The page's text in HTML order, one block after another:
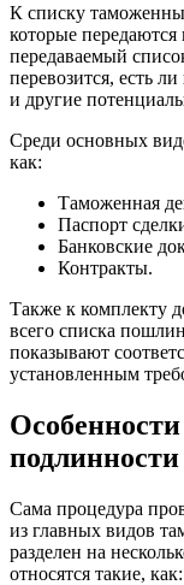
К списку
которые
передаваемый
перевозится, есть
и другие
Среди основных
как:
Таможенная
Паспорт
Банковские
Контракты.
Также к комплекту
всего списка
показывают
установленным
Сама процедура
из главных видов
разделен на
относятся такие, как: